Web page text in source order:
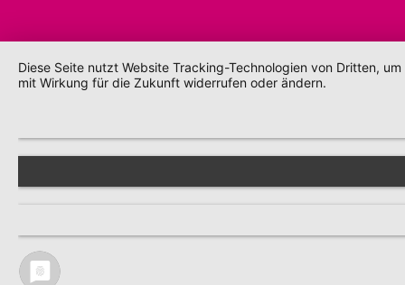
Diese Seite nutzt Website Tracking-Technologien von Dritten,
mit Wirkung für die Zukunft widerrufen oder ändern.